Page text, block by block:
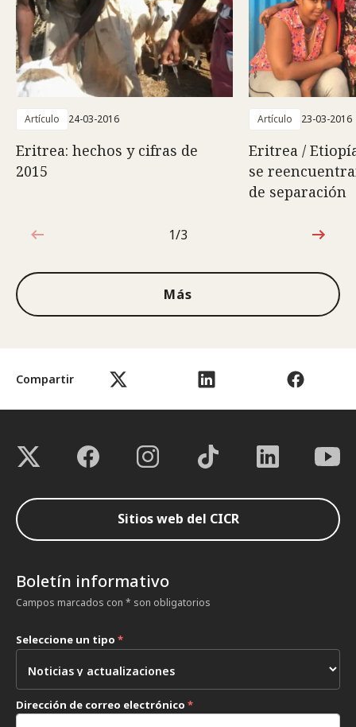
Compartir
Artículo 24-03-2016
Eritrea: hechos y cifras de
2015
Artículo 23-03-2016
Eritrea /
se
de separación
1de3
1/3
Más
Sitios web del CICR
Boletín informativo
Campos marcados con * son obligatorios
Seleccione un tipo *
Dirección de correo electrónico *